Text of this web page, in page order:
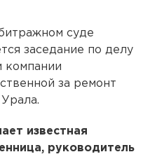
суде
заседание по делу
компании
за ремонт
известная
руководитель